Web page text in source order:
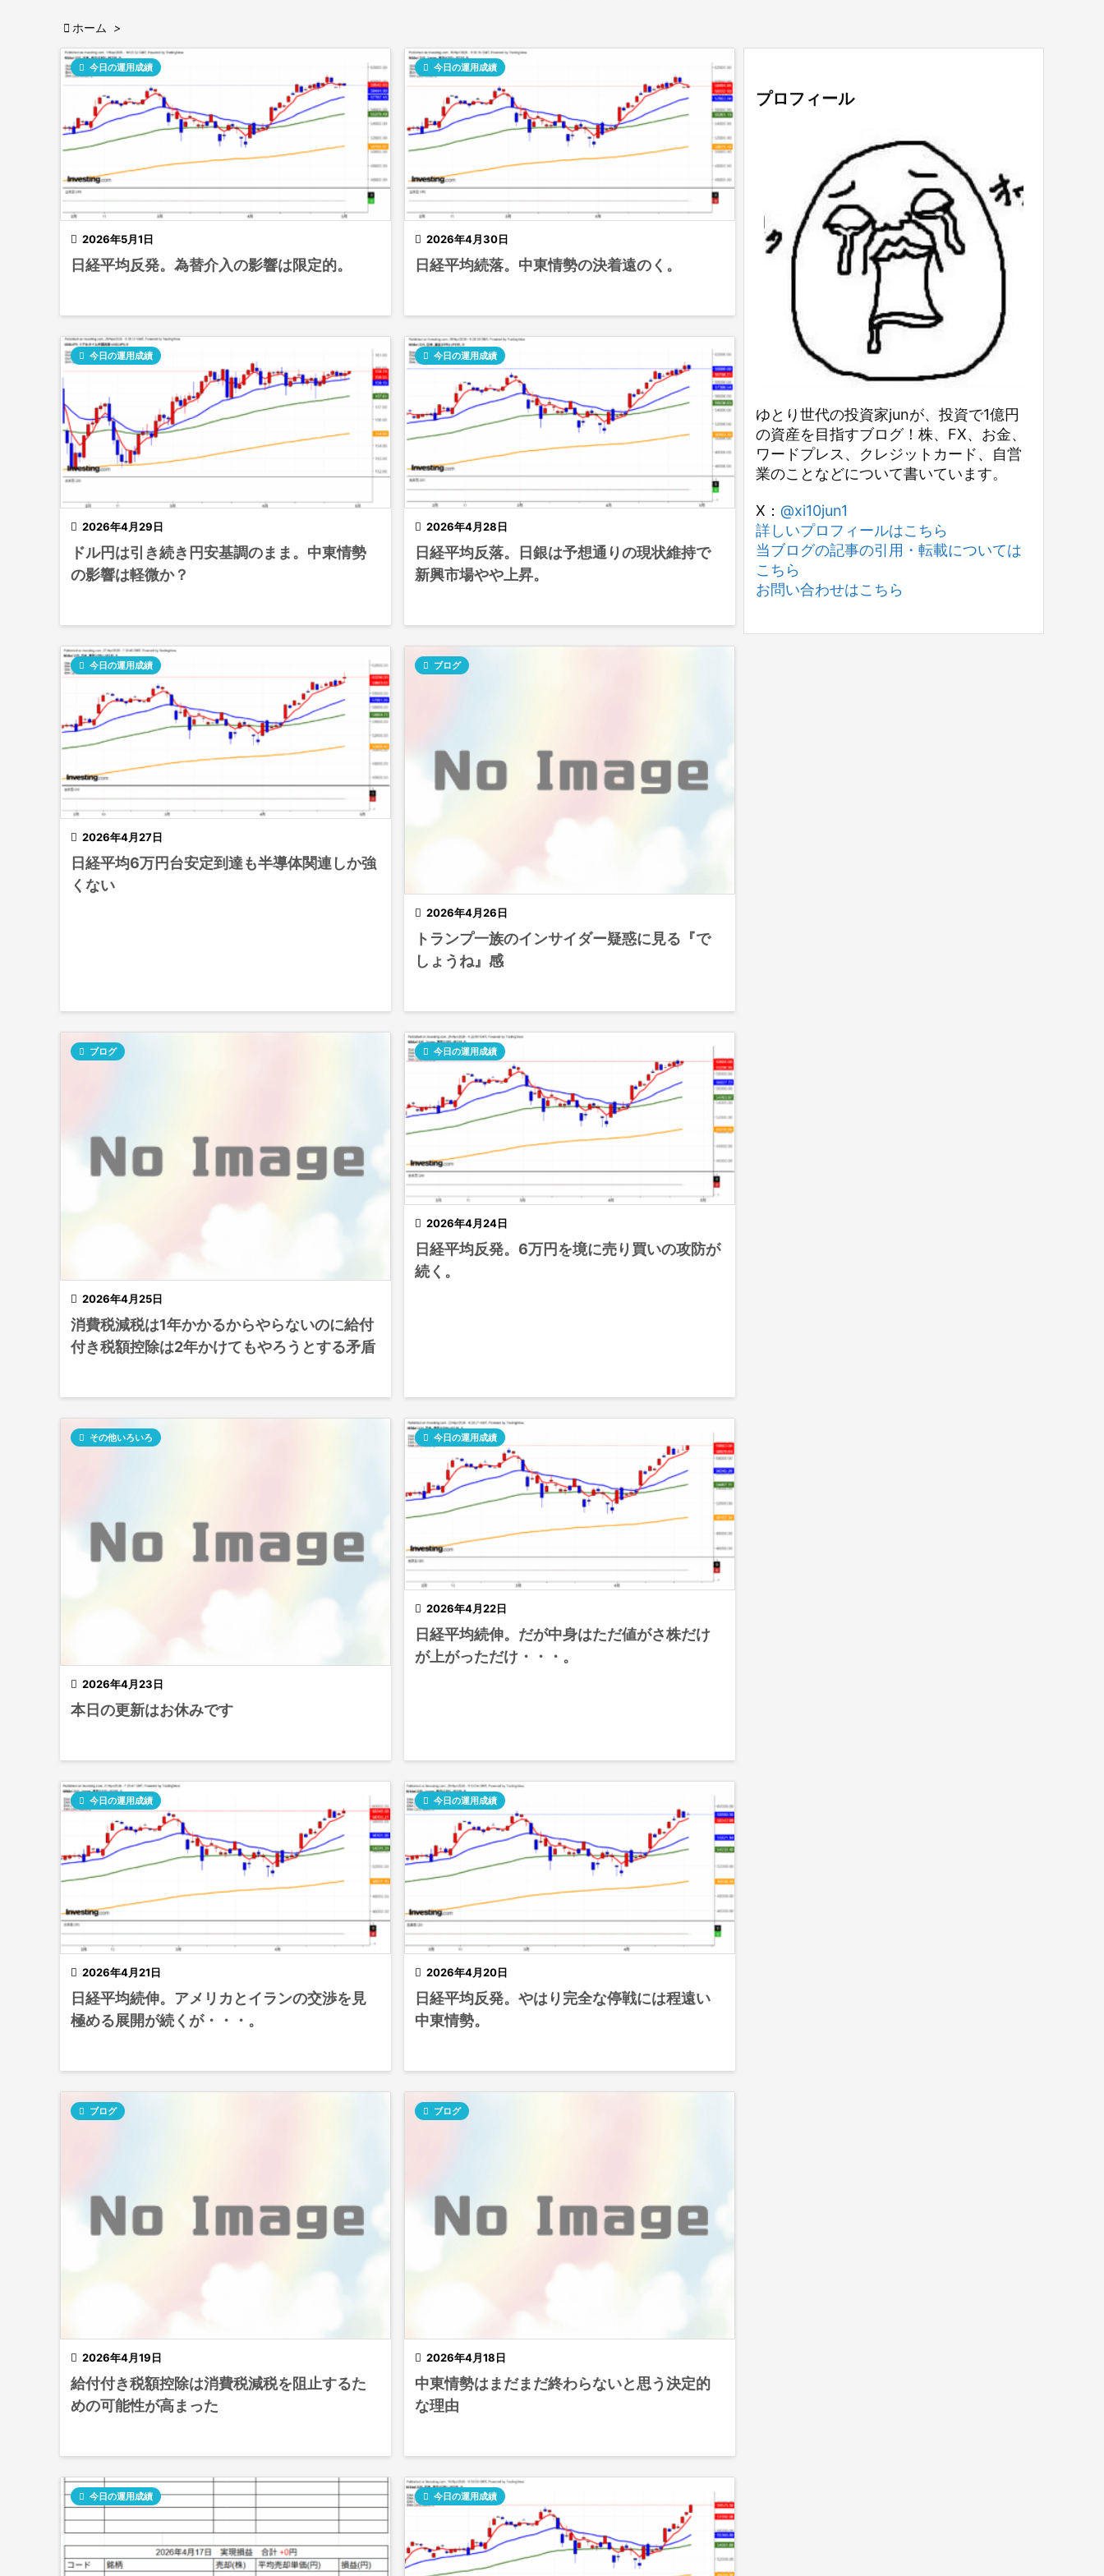
 ホーム >
 2026年5月1日
 今日の運用成績
日経平均反発。為替介入の影響は限定的。
 2026年4月30日
 今日の運用成績
日経平均続落。中東情勢の決着遠のく。
 2026年4月29日
 今日の運用成績
ドル円は引き続き円安基調のまま。中東情勢
の影響は軽微か？
 2026年4月28日
 今日の運用成績
日経平均反落。日銀は予想通りの現状維持で
新興市場やや上昇。
 2026年4月27日
 今日の運用成績
日経平均6万円台安定到達も半導体関連しか強
くない
 2026年4月26日
 ブログ
トランプ一族のインサイダー疑惑に見る『で
しょうね』感
 2026年4月25日
 ブログ
消費税減税は1年かかるからやらないのに給付
付き税額控除は2年かけてもやろうとする矛盾
 2026年4月24日
 今日の運用成績
日経平均反発。6万円を境に売り買いの攻防が
続く。
 2026年4月23日
 その他いろいろ
本日の更新はお休みです
 2026年4月22日
 今日の運用成績
日経平均続伸。だが中身はただ値がさ株だけ
が上がっただけ・・・。
 2026年4月21日
 今日の運用成績
日経平均続伸。アメリカとイランの交渉を見
極める展開が続くが・・・。
 2026年4月20日
 今日の運用成績
日経平均反発。やはり完全な停戦には程遠い
中東情勢。
 2026年4月19日
 ブログ
給付付き税額控除は消費税減税を阻止するた
めの可能性が高まった
 2026年4月18日
 ブログ
中東情勢はまだまだ終わらないと思う決定的
な理由
 今日の運用成績  今日の運用成績
プロフィール
ゆとり世代の投資家junが、投資で1億円
の資産を目指すブログ！株、FX、お金、
ワードプレス、クレジットカード、自営
業のことなどについて書いています。
X： @xi10jun1
詳しいプロフィールはこちら
当ブログの記事の引用・転載については
こちら
お問い合わせはこちら